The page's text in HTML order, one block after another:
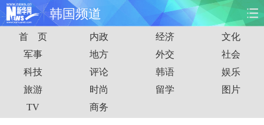
韩国频道
首页 时政 国际 财经
娱乐 体育 人事 教育
时尚 思客
首 页 内政 经济
文化
军事
地方 外交
社会
科技
评论 韩语
娱乐
旅游
时尚 留学
图片
TV
商务